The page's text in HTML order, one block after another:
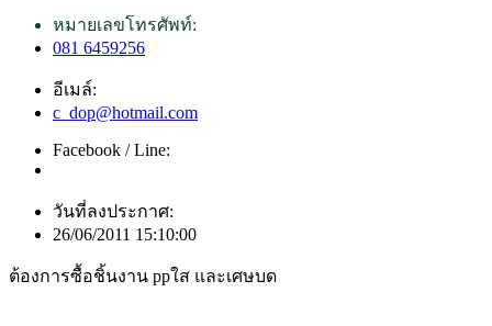
หมายเลขโทรศัพท์:
081 6459256
อีเมล์:
c_dop@hotmail.com
Facebook / Line:
วันที่ลงประกาศ:
26/06/2011 15:10:00
ต้องการซื้อชิ้นงาน ppใส และเศษบด